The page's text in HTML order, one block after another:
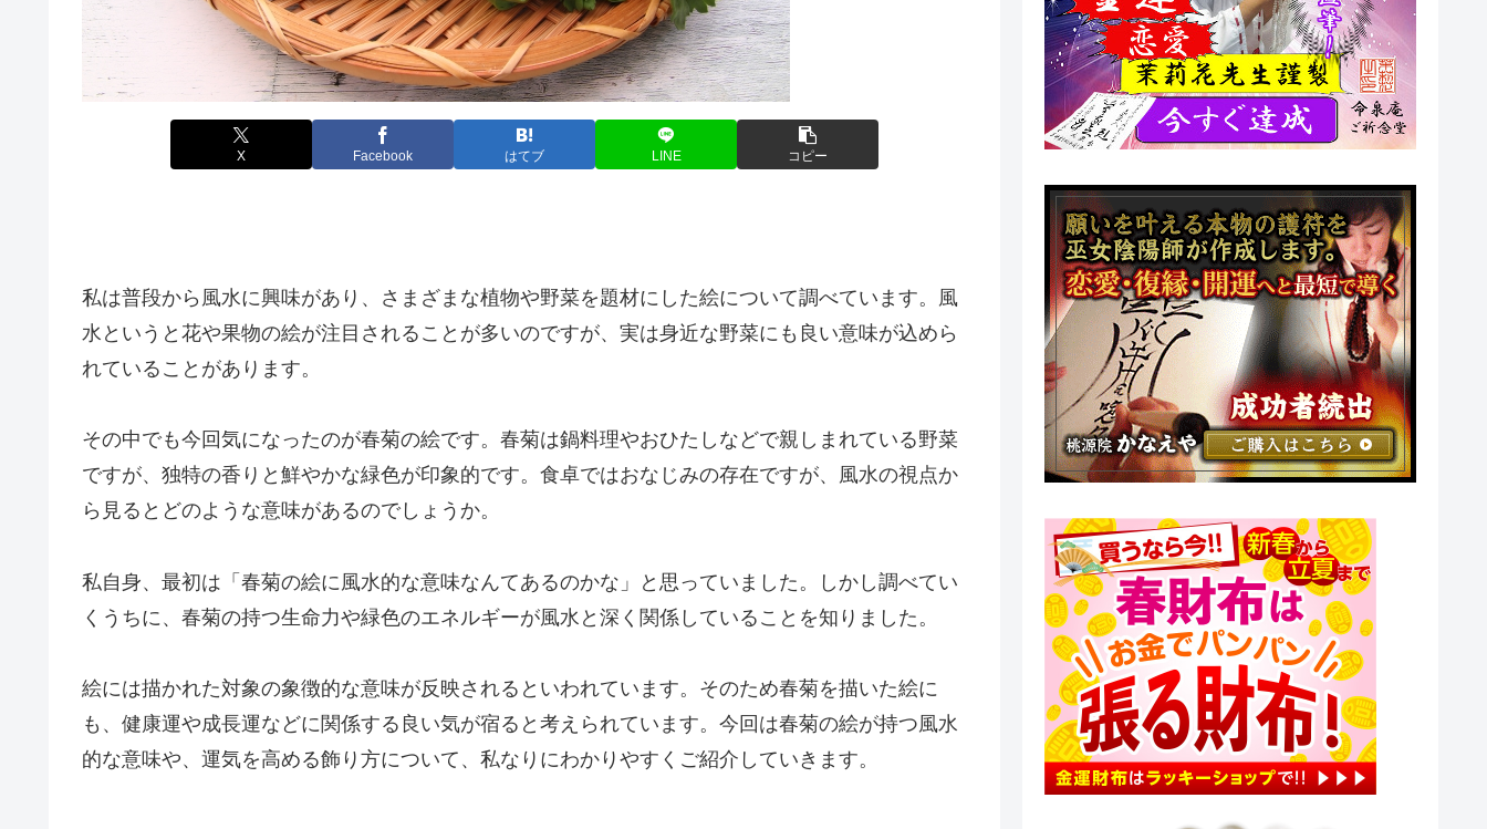
X Facebook はてブ LINE コピー
私は普段から風水に興味があり、さまざまな植物や野菜を題材にした絵について調べています。風
水というと花や果物の絵が注目されることが多いのですが、実は身近な野菜にも良い意味が込めら
れていることがあります。
その中でも今回気になったのが春菊の絵です。春菊は鍋料理やおひたしなどで親しまれている野菜
ですが、独特の香りと鮮やかな緑色が印象的です。食卓ではおなじみの存在ですが、風水の視点か
ら見るとどのような意味があるのでしょうか。
私自身、最初は「春菊の絵に風水的な意味なんてあるのかな」と思っていました。しかし調べてい
くうちに、春菊の持つ生命力や緑色のエネルギーが風水と深く関係していることを知りました。
絵には描かれた対象の象徴的な意味が反映されるといわれています。そのため春菊を描いた絵に
も、健康運や成長運などに関係する良い気が宿ると考えられています。今回は春菊の絵が持つ風水
的な意味や、運気を高める飾り方について、私なりにわかりやすくご紹介していきます。